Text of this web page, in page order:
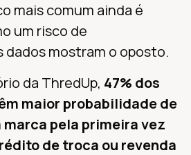
mais comum ainda é
um risco de
dados mostram o oposto.
da ThredUp, 47% dos
maior probabilidade de
marca pela primeira vez
de troca ou revenda